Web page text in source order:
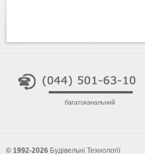
багатоканальний
© 1992-2026 Будівельні Технології